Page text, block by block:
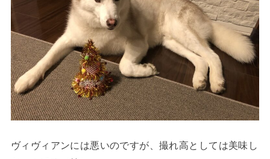
ヴィヴィアンには悪いのですが、撮れ高としては美味し